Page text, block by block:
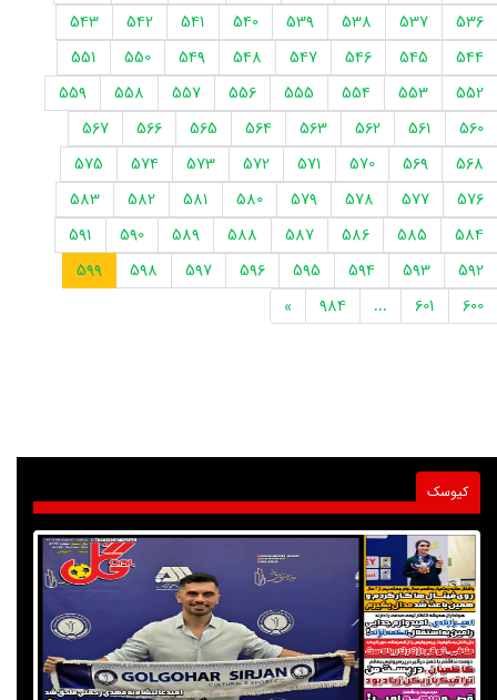
536
537
538
539
540
541
542
543
544
545
546
547
548
549
550
551
552
553
554
555
556
557
558
559
560
561
562
563
564
565
566
567
568
569
570
571
572
573
574
575
576
577
578
579
580
581
582
583
584
585
586
587
588
589
590
591
592
593
594
595
596
597
598
599
600
601
...
984
»
کیوسک